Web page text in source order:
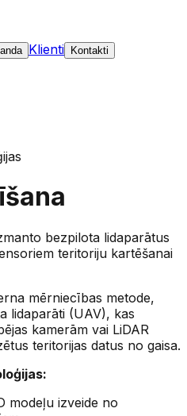
Klienti Kontakti
bezpilota lidaparātus
teritoriju kartēšanai
mērniecības metode,
lidaparāti (UAV), kas
kamerām vai LiDAR
teritorijas datus no gaisa.
modeļu izveide no